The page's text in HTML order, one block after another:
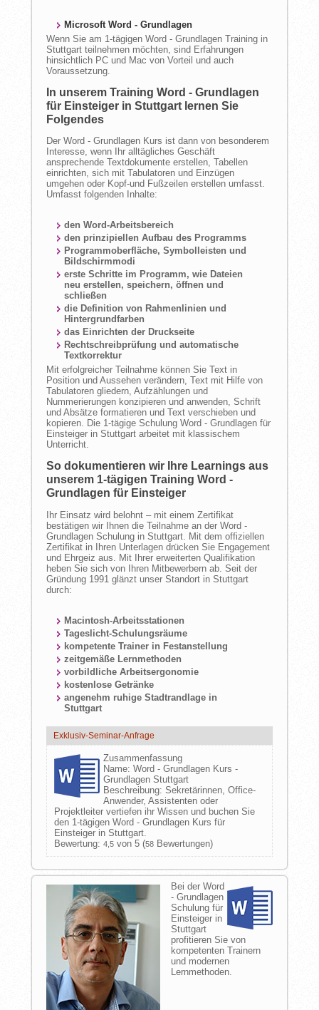
Microsoft Word - Grundlagen
Wenn Sie am 1-tägigen Word - Grundlagen Training in
Stuttgart teilnehmen möchten, sind Erfahrungen
hinsichtlich PC und Mac von Vorteil und auch
Voraussetzung.
In unserem Training Word - Grundlagen
für Einsteiger in Stuttgart lernen Sie
Folgendes
Der Word - Grundlagen Kurs ist dann von besonderem
Interesse, wenn Ihr alltägliches Geschäft
ansprechende Textdokumente erstellen, Tabellen
einrichten, sich mit Tabulatoren und Einzügen
umgehen oder Kopf-und Fußzeilen erstellen umfasst.
Umfasst folgenden Inhalte:
den Word-Arbeitsbereich
den prinzipiellen Aufbau des Programms
Programmoberfläche, Symbolleisten und
Bildschirmmodi
erste Schritte im Programm, wie Dateien
neu erstellen, speichern, öffnen und
schließen
die Definition von Rahmenlinien und
Hintergrundfarben
das Einrichten der Druckseite
Rechtschreibprüfung und automatische
Textkorrektur
Mit erfolgreicher Teilnahme können Sie Text in
Position und Aussehen verändern, Text mit Hilfe von
Tabulatoren gliedern, Aufzählungen und
Nummerierungen konzipieren und anwenden, Schrift
und Absätze formatieren und Text verschieben und
kopieren. Die 1-tägige Schulung Word - Grundlagen für
Einsteiger in Stuttgart arbeitet mit klassischem
Unterricht.
So dokumentieren wir Ihre Learnings aus
unserem 1-tägigen Training Word -
Grundlagen für Einsteiger
Ihr Einsatz wird belohnt – mit einem Zertifikat
bestätigen wir Ihnen die Teilnahme an der Word -
Grundlagen Schulung in Stuttgart. Mit dem offiziellen
Zertifikat in Ihren Unterlagen drücken Sie Engagement
und Ehrgeiz aus. Mit Ihrer erweiterten Qualifikation
heben Sie sich von Ihren Mitbewerbern ab. Seit der
Gründung 1991 glänzt unser Standort in Stuttgart
durch:
Macintosh-Arbeitsstationen
Tageslicht-Schulungsräume
kompetente Trainer in Festanstellung
zeitgemäße Lernmethoden
vorbildliche Arbeitsergonomie
kostenlose Getränke
angenehm ruhige Stadtrandlage in
Stuttgart
Exklusiv-Seminar-Anfrage
Zusammenfassung
Name: Word - Grundlagen Kurs -
Grundlagen Stuttgart
Beschreibung: Sekretärinnen, Office-
Anwender, Assistenten oder
Projektleiter vertiefen ihr Wissen und buchen Sie
den 1-tägigen Word - Grundlagen Kurs für
Einsteiger in Stuttgart.
Bewertung: 4,5von 5 (58Bewertungen)
Bei der Word
- Grundlagen
Schulung für
Einsteiger in
Stuttgart
profitieren Sie von
kompetenten Trainern
und modernen
Lernmethoden.